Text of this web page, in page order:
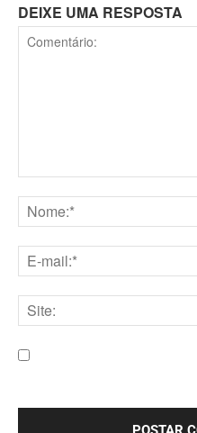
DEIXE UMA RESPOSTA
mail:*